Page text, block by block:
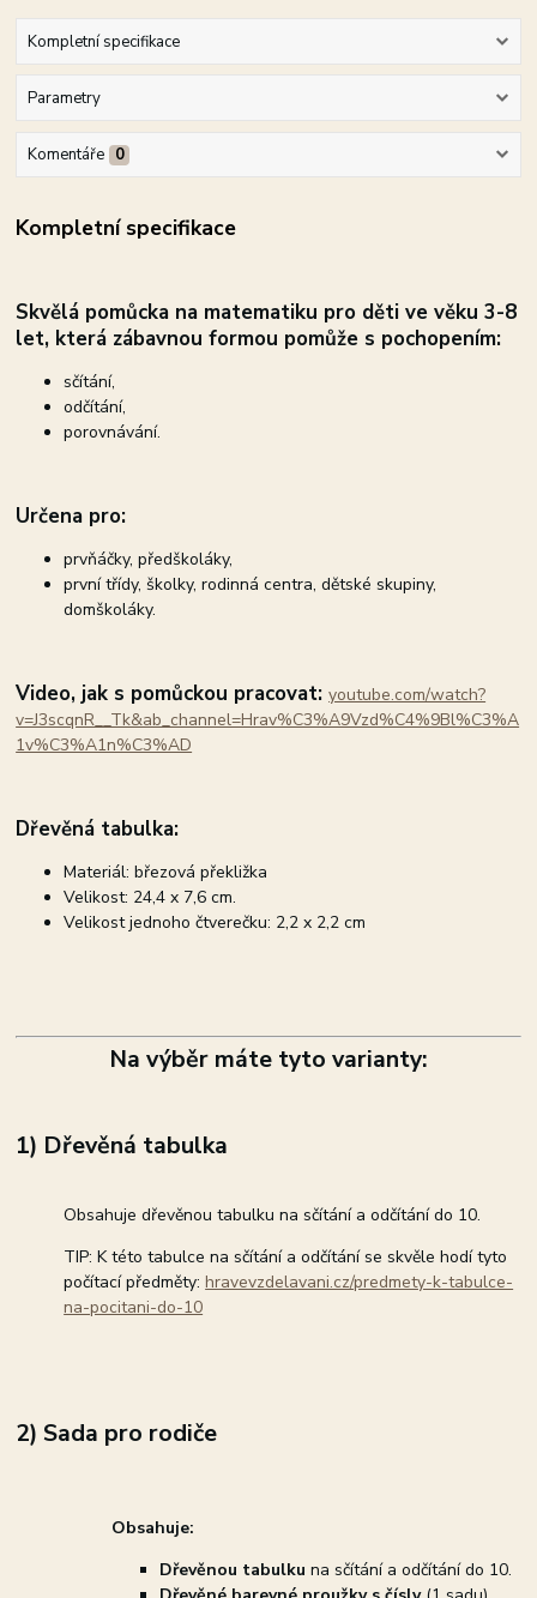
Kompletní specifikace
Parametry
Komentáře 0
Kompletní specifikace
Skvělá pomůcka na matematiku pro děti ve věku 3-8
let, která zábavnou formou pomůže s pochopením:
sčítání,
odčítání,
porovnávání.
Určena pro:
prvňáčky, předškoláky,
první třídy, školky, rodinná centra, dětské skupiny,
domškoláky.
Video, jak s pomůckou pracovat:youtube.com/watch?
v=J3scqnR__Tk&ab_channel=Hrav%C3%A9Vzd%C4%9Bl%C3%A
1v%C3%A1n%C3%AD
Dřevěná tabulka:
Materiál: březová překližka
Velikost: 24,4 x 7,6 cm.
Velikost jednoho čtverečku: 2,2 x 2,2 cm
Na výběr máte tyto varianty:
1) Dřevěná tabulka
Obsahuje dřevěnou tabulku na sčítání a odčítání do 10.
TIP: K této tabulce na sčítání a odčítání se skvěle hodí tyto
počítací předměty:hravevzdelavani.cz/predmety-k-tabulce-
na-pocitani-do-10
2) Sada pro rodiče
Obsahuje:
Dřevěnou tabulku na sčítání a odčítání do 10.